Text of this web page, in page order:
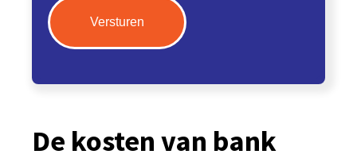
De kosten van bank